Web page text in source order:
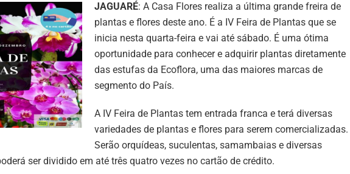
JAGUARÉ: A Casa Flores realiza a última grande freira de
plantas e flores deste ano. É a IV Feira de Plantas que se
inicia nesta quarta-feira e vai até sábado. É uma ótima
oportunidade para conhecer e adquirir plantas diretamente
das estufas da Ecoflora, uma das maiores marcas de
segmento do País.
A IV Feira de Plantas tem entrada franca e terá diversas
variedades de plantas e flores para serem comercializadas.
Serão orquídeas, suculentas, samambaias e diversas
ser dividido em até três quatro vezes no cartão de crédito.